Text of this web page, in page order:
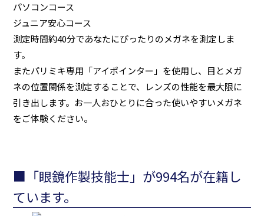
パソコンコース
ジュニア安心コース
測定時間約40分であなたにぴったりのメガネを測定しま
す。
またパリミキ専用「アイポインター」を使用し、目とメガ
ネの位置関係を測定することで、レンズの性能を最大限に
引き出します。お一人おひとりに合った使いやすいメガネ
をご体験ください。
■「眼鏡作製技能士」が994名が在籍し
ています。